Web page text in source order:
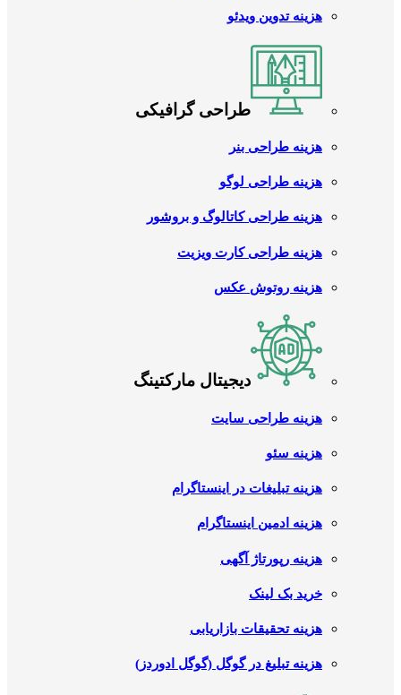
هزینه تدوین ویدئو
طراحی گرافیکی
هزینه طراحی بنر
هزینه طراحی لوگو
هزینه طراحی کاتالوگ و بروشور
هزینه طراحی کارت ویزیت
هزینه روتوش عکس
دیجیتال مارکتینگ
هزینه طراحی سایت
هزینه سئو
هزینه تبلیغات در اینستاگرام
هزینه ادمین اینستاگرام
هزینه رپورتاژ آگهی
خرید بک لینک
هزینه تحقیقات بازاریابی
هزینه تبلیغ در گوگل (گوگل ادوردز)